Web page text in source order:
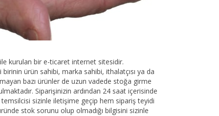
kurulan bir e-ticaret internet sitesidir.
ürün sahibi, marka sahibi, ithalatçısı ya da
bazı ürünler de uzun vadede stoğa girme
Siparişinizin ardından 24 saat içerisinde
sizinle iletişime geçip hem sipariş teyidi
stok sorunu olup olmadığı bilgisini sizinle